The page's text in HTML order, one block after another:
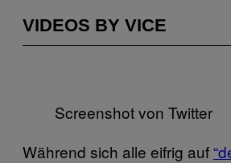
VIDEOS BY VICE
Screenshot von Twitter
Während sich alle eifrig auf